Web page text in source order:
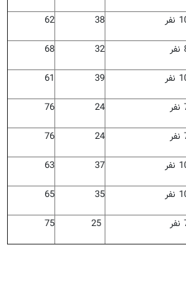
38
62
32
68
39
61
24
76
24
76
37
63
35
65
75